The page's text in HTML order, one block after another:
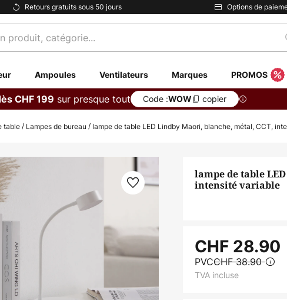
Retours gratuits sous 50 jours Options de
Ampoules Ventilateurs Marques PROMOS
CHF 199 sur presque tout Code :WOW copier
table Lampes de bureau lampe de table LED Lindby Maori, blanche, métal, CCT,
lampe de table
intensité variable
CHF 28.90
PVCCHF 38.90
TVA incluse